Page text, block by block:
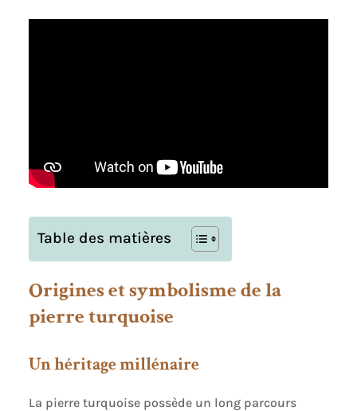
Table des matières
Origines et symbolisme de la
pierre turquoise
Un héritage millénaire
La pierre turquoise possède un long parcours